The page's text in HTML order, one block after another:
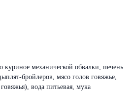
куриное механической обвалки, печень
бройлеров, мясо голов говяжье,
вода питьевая, мука